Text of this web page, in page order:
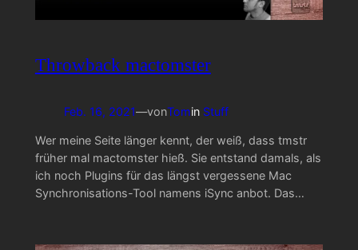
Throwback mactomster
Feb. 16, 2021—vonTomin Stuff
Wer meine Seite länger kennt, der weiß, dass tmstr
früher mal mactomster hieß. Sie entstand damals, als
ich noch Plugins für das längst vergessene Mac
Synchronisations-Tool namens iSync anbot. Das…